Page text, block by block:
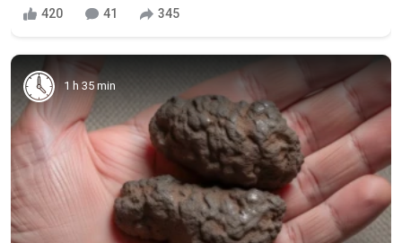
420 41 345
1 h 35 min